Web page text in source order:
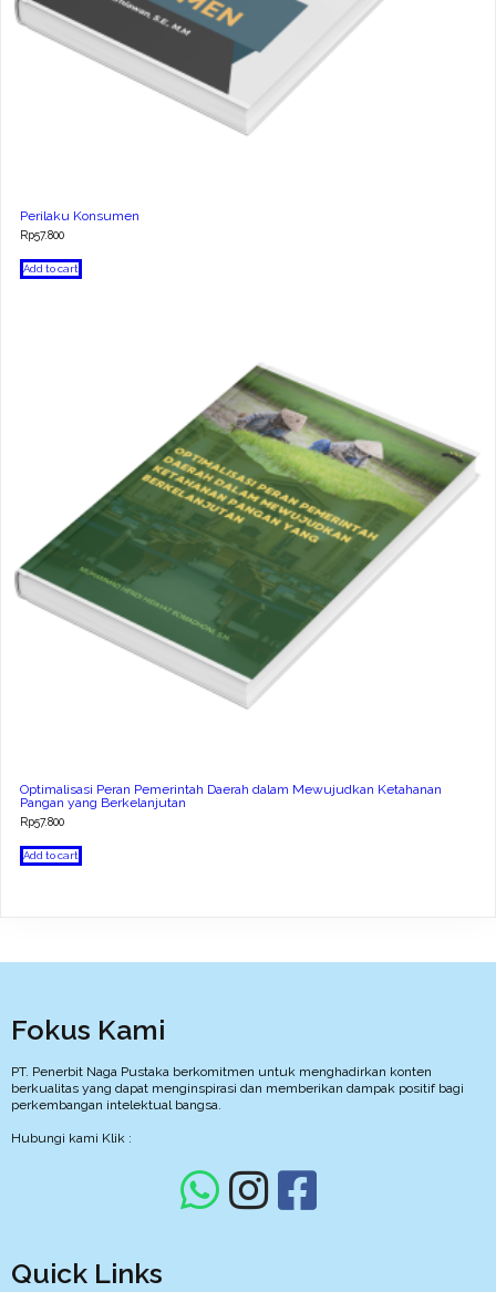
Perilaku Konsumen
Rp57.800
Add to cart
Optimalisasi Peran Pemerintah Daerah dalam Mewujudkan Ketahanan
Pangan yang Berkelanjutan
Rp57.800
Add to cart
Fokus Kami
PT. Penerbit Naga Pustaka berkomitmen untuk menghadirkan konten
berkualitas yang dapat menginspirasi dan memberikan dampak positif bagi
perkembangan intelektual bangsa.
Hubungi kami Klik :
Quick Links